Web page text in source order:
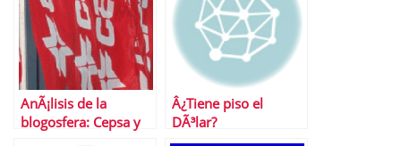
AnÃ¡lisis de la
blogosfera: Cepsa y
Â¿Tiene piso el
DÃ³lar?